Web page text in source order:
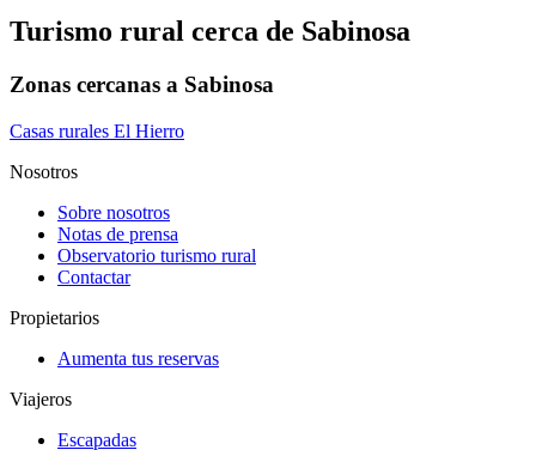
Turismo rural cerca de Sabinosa
Zonas cercanas a Sabinosa
Casas rurales El Hierro
Nosotros
Sobre nosotros
Notas de prensa
Observatorio turismo rural
Contactar
Propietarios
Aumenta tus reservas
Viajeros
Escapadas